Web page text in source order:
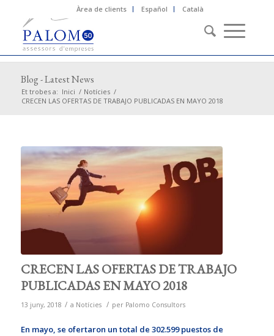
Àrea de clients Español Català
Blog - Latest News
Et trobes a: Inici / Notícies /
CRECEN LAS OFERTAS DE TRABAJO PUBLICADAS EN MAYO 2018
CRECEN LAS OFERTAS DE TRABAJO
PUBLICADAS EN MAYO 2018
13 juny, 2018 / a Notícies / per Palomo Consultors
En mayo, se ofertaron un total de 302.599 puestos de